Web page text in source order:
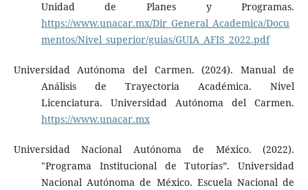
Unidad de Planes y Programas.
https://www.unacar.mx/Dir_General_Academica/Docu
mentos/Nivel_superior/guias/GUIA_AFIS_2022.pdf
Universidad Autónoma del Carmen. (2024). Manual de
Análisis de Trayectoria Académica. Nivel
Licenciatura. Universidad Autónoma del Carmen.
https://www.unacar.mx
Universidad Nacional Autónoma de México. (2022).
"Programa Institucional de Tutorías”. Universidad
Nacional Autónoma de México. Escuela Nacional de